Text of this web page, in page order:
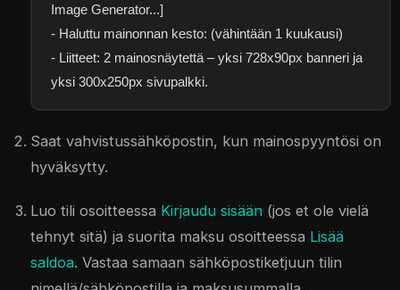
Image Generator...]
- Haluttu mainonnan kesto: (vähintään 1 kuukausi)
- Liitteet: 2 mainosnäytettä – yksi 728x90px banneri ja
yksi 300x250px sivupalkki.
Saat vahvistussähköpostin, kun mainospyyntösi on
hyväksytty.
Luo tili osoitteessa Kirjaudu sisään (jos et ole vielä
tehnyt sitä) ja suorita maksu osoitteessa Lisää
saldoa. Vastaa samaan sähköpostiketjuun tilin